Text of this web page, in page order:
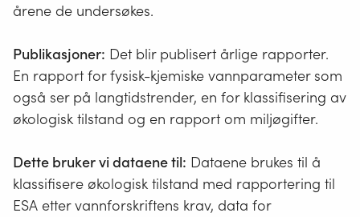
årene de undersøkes.
Publikasjoner: Det blir publisert årlige rapporter.
En rapport for fysisk-kjemiske vannparameter som
også ser på langtidstrender, en for klassifisering av
økologisk tilstand og en rapport om miljøgifter.
Dette bruker vi dataene til: Dataene brukes til å
klassifisere økologisk tilstand med rapportering til
ESA etter vannforskriftens krav, data for